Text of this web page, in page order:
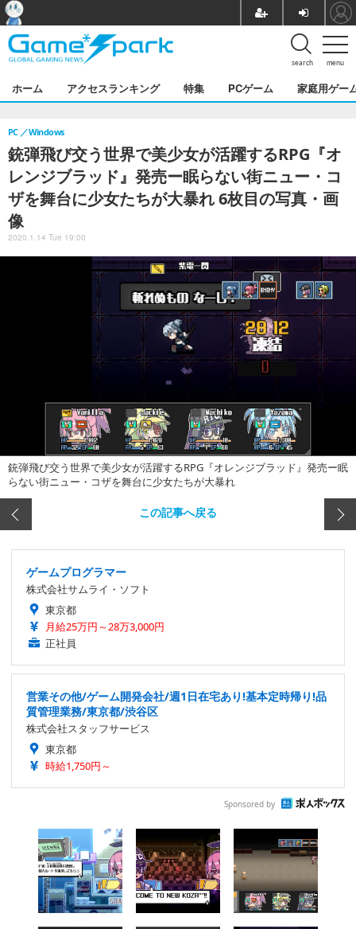
menu
search
ホーム アクセスランキング 特集 PCゲーム 家庭用ゲー
銃弾飛び交う世界で美少女が活躍するRPG『オ
レンジブラッド』発売ー眠らない街ニュー・コ
ザを舞台に少女たちが大暴れ 6枚目の写真・画
像
PC Windows
2020.1.14 Tue 19:00
銃弾飛び交う世界で美少女が活躍するRPG『オレンジブラッド』発売ー眠
らない街ニュー・コザを舞台に少女たちが大暴れ
この記事へ戻る
ゲームプログラマー
株式会社サムライ・ソフト
東京都
月給25万円～28万3,000円
正社員
営業その他/ゲーム開発会社/週1日在宅あり!基本定時帰り!品
質管理業務/東京都/渋谷区
株式会社スタッフサービス
東京都
時給1,750円～
Sponsored by